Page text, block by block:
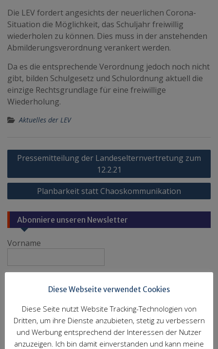
Die LEV fordert angesichts der neuerlichen Corona-
Situation die Möglichkeit, das Schuljahr freiwillig
wiederholen zu können. Dies muss in der anstehenden
Abmilderungsverordnung verankert werden.
Da es die entsprechende Verordnung jedoch noch nicht
gibt, bilden Schulgesetz und Schulordnung aktuell die
einzige Rechtsgrundlage für eine freiwillige
Wiederholung.
Aktuelles der LEV
Beitragsnavigation
Pressemitteilung der Landeselternvertretung zum
12.2.21
Planbarkeit statt Chaoskommunikation
Abonniere unseren Newsletter
Vorname
E-Mail*
Diese Webseite verwendet Cookies
Diese Seite nutzt Website Tracking-Technologien von
Dritten, um ihre Dienste anzubieten, stetig zu verbessern
und Werbung entsprechend der Interessen der Nutzer
anzuzeigen. Ich bin damit einverstanden und kann meine